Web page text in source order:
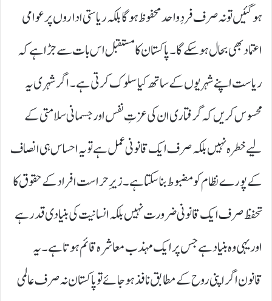
ہو گئیں تو نہ صرف فردِ واحد محفوظ ہو گا بلکہ ریاستی اداروں پر عوامی
اعتماد بھی بحال ہو سکے گا۔ پاکستان کا مستقبل اس بات سے جڑا ہے کہ
ریاست اپنے شہریوں کے ساتھ کیا سلوک کرتی ہے۔ اگر شہری یہ
محسوس کریں کہ گرفتاری ان کی عزتِ نفس اور جسمانی سلامتی کے
لیے خطرہ نہیں بلکہ صرف ایک قانونی عمل ہے تو یہ احساس ہی انصاف
کے پورے نظام کو مضبوط بنا سکتا ہے۔ زیرِ حراست افراد کے حقوق کا
تحفظ صرف ایک قانونی ضرورت نہیں بلکہ انسانیت کی بنیادی قدر ہے
اور یہی وہ بنیاد ہے جس پر ایک مہذب معاشرہ قائم ہوتا ہے۔ یہ
قانون اگر اپنی روح کے مطابق نافذ ہو جائے تو پاکستان نہ صرف عالمی